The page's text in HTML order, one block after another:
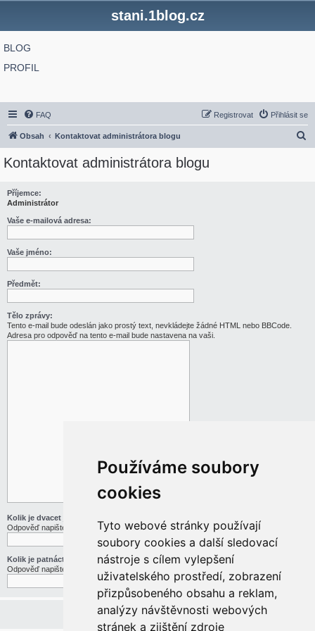
Používáme soubory
cookies
Tyto webové stránky používají
soubory cookies a další sledovací
nástroje s cílem vylepšení
uživatelského prostředí, zobrazení
přizpůsobeného obsahu a reklam,
analýzy návštěvnosti webových
stránek a zjištění zdroje
stani.1blog.cz
BLOG
PROFIL
FAQ Přihlásit se
Registrovat
Obsah Kontaktovat administrátora blogu
Kontaktovat administrátora blogu
Příjemce:
Administrátor
Vaše e-mailová adresa:
Vaše jméno:
Předmět:
Tělo zprávy:
Tento e-mail bude odeslán jako prostý text, nevkládejte žádné HTML nebo BBCode.
Adresa pro odpověď na tento e-mail bude nastavena na vaši.
Kolik je dvacet jedna děleno třemi
Odpověď napište slovy
Kolik je patnáct mínus pět
Odpověď napište slovy